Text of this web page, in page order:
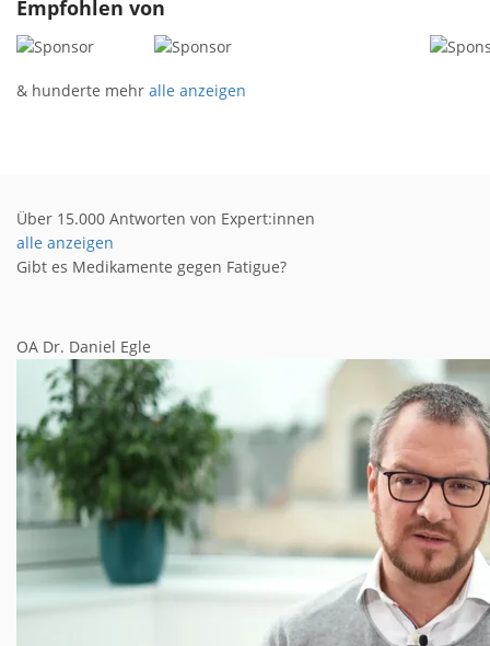
Empfohlen von
& hunderte mehr alle anzeigen
Über 15.000 Antworten von Expert:innen
alle anzeigen
Gibt es Medikamente gegen Fatigue?
OA Dr. Daniel Egle